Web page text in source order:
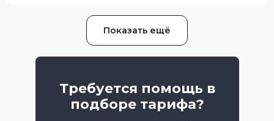
Показать ещё
Требуется помощь в
подборе тарифа?